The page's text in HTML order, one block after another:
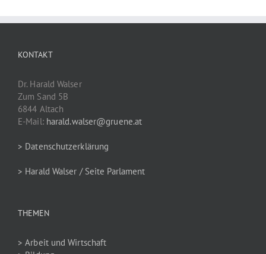
KONTAKT
Dr. Harald Walser
Zum Sand 5B
6844 Altach
E-Mail: harald.walser@gruene.at
> Datenschutzerklärung
> Harald Walser / Seite Parlament
THEMEN
> Arbeit und Wirtschaft